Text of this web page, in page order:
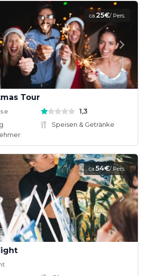
ca.25€/ Pers.
Tour
1,3
Speisen & Getränke
ca.54€/ Pers.